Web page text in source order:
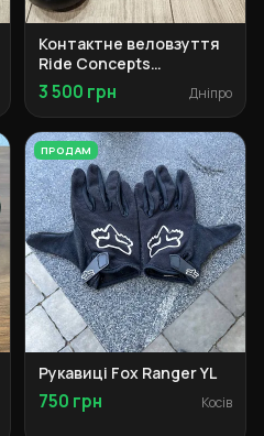
Контактне веловзуття
Ride Concepts
Transition Clip 42
3 500 грн Дніпро
ПРОДАМ
Рукавиці Fox Ranger YL
750 грн Косів